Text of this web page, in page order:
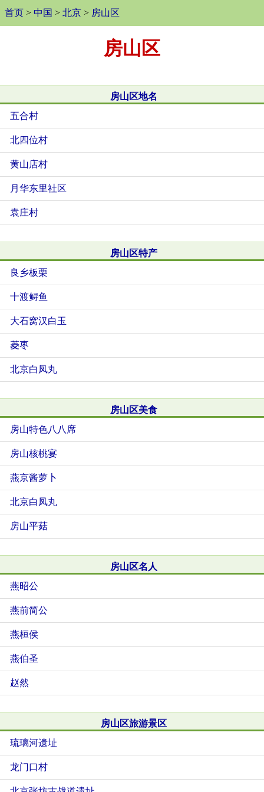
首页 > 中国 > 北京 > 房山区
房山区
房山区地名
五合村
北四位村
黄山店村
月华东里社区
袁庄村
房山区特产
良乡板栗
十渡鲟鱼
大石窝汉白玉
菱枣
北京白凤丸
房山区美食
房山特色八八席
房山核桃宴
燕京酱萝卜
北京白凤丸
房山平菇
房山区名人
燕昭公
燕前简公
燕桓侯
燕伯圣
赵然
房山区旅游景区
琉璃河遗址
龙门口村